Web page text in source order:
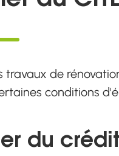
de
conditions
du